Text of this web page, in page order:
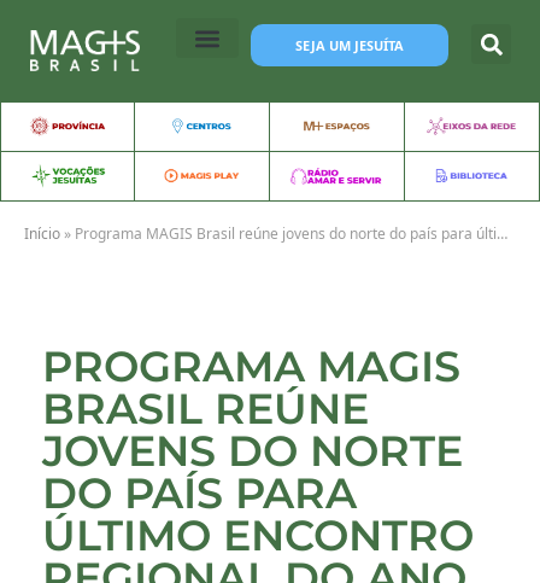
SEJA UM JESUÍTA
Início » Programa MAGIS Brasil reúne jovens do norte do país para último encontro regional do ano
PROGRAMA MAGIS
BRASIL REÚNE
JOVENS DO NORTE
DO PAÍS PARA
ÚLTIMO ENCONTRO